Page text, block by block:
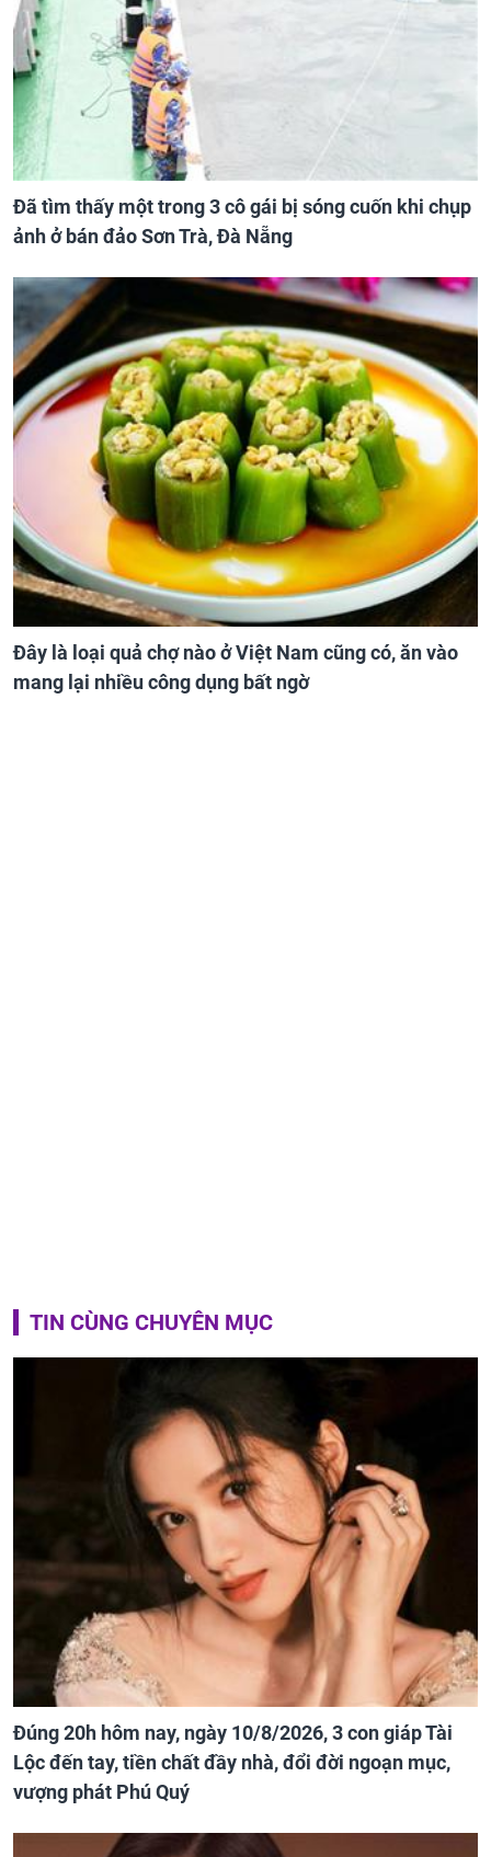
Đã tìm thấy một trong 3 cô gái bị sóng cuốn khi chụp
ảnh ở bán đảo Sơn Trà, Đà Nẵng
Đây là loại quả chợ nào ở Việt Nam cũng có, ăn vào
mang lại nhiều công dụng bất ngờ
TIN CÙNG CHUYÊN MỤC
Đúng 20h hôm nay, ngày 10/8/2026, 3 con giáp Tài
Lộc đến tay, tiền chất đầy nhà, đổi đời ngoạn mục,
vượng phát Phú Quý